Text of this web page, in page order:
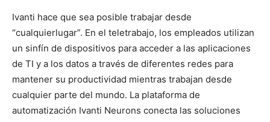
Ivanti hace que sea posible trabajar desde
“cualquierlugar”. En el teletrabajo, los empleados utilizan
un sinfín de dispositivos para acceder a las aplicaciones
de TI y a los datos a través de diferentes redes para
mantener su productividad mientras trabajan desde
cualquier parte del mundo. La plataforma de
automatización Ivanti Neurons conecta las soluciones